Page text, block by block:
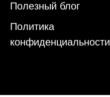
Полезный блог
Политика
конфиденциальности